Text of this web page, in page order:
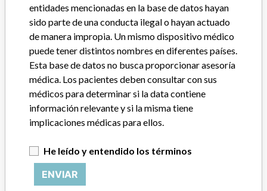
GENERAL ELECTRIC CANADA (OPERATING
AS GE HEALTHCARE)
Dirección del fabricante MISSISSAUGA
Empresa matriz del fabricante (2017)
General Electric Company
ACERCA DE LA BASE DE DATOS
Explore más de 120,000 registros de retiros, alertas y
entidades mencionadas en la base de datos hayan
sido parte de una conducta ilegal o hayan actuado
de manera impropia. Un mismo dispositivo médico
puede tener distintos nombres en diferentes países.
Esta base de datos no busca proporcionar asesoría
médica. Los pacientes deben consultar con sus
médicos para determinar si la data contiene
información relevante y si la misma tiene
implicaciones médicas para ellos.
He leído y entendido los términos
ENVIAR